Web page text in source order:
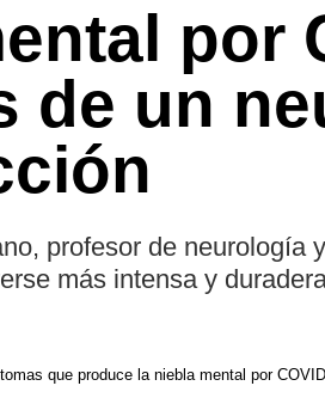
por
de un
profesor de
más intensa y
que produce la niebla mental por